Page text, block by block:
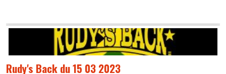
Rudy's Back du 15 03 2023